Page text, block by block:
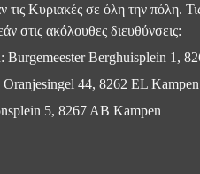
Κυριακές σε όλη την πόλη.
στις ακόλουθες διευθύνσεις:
Burgemeester Berghuisplein 1,
44, 8262 EL Kampen
5, 8267 AB Kampen